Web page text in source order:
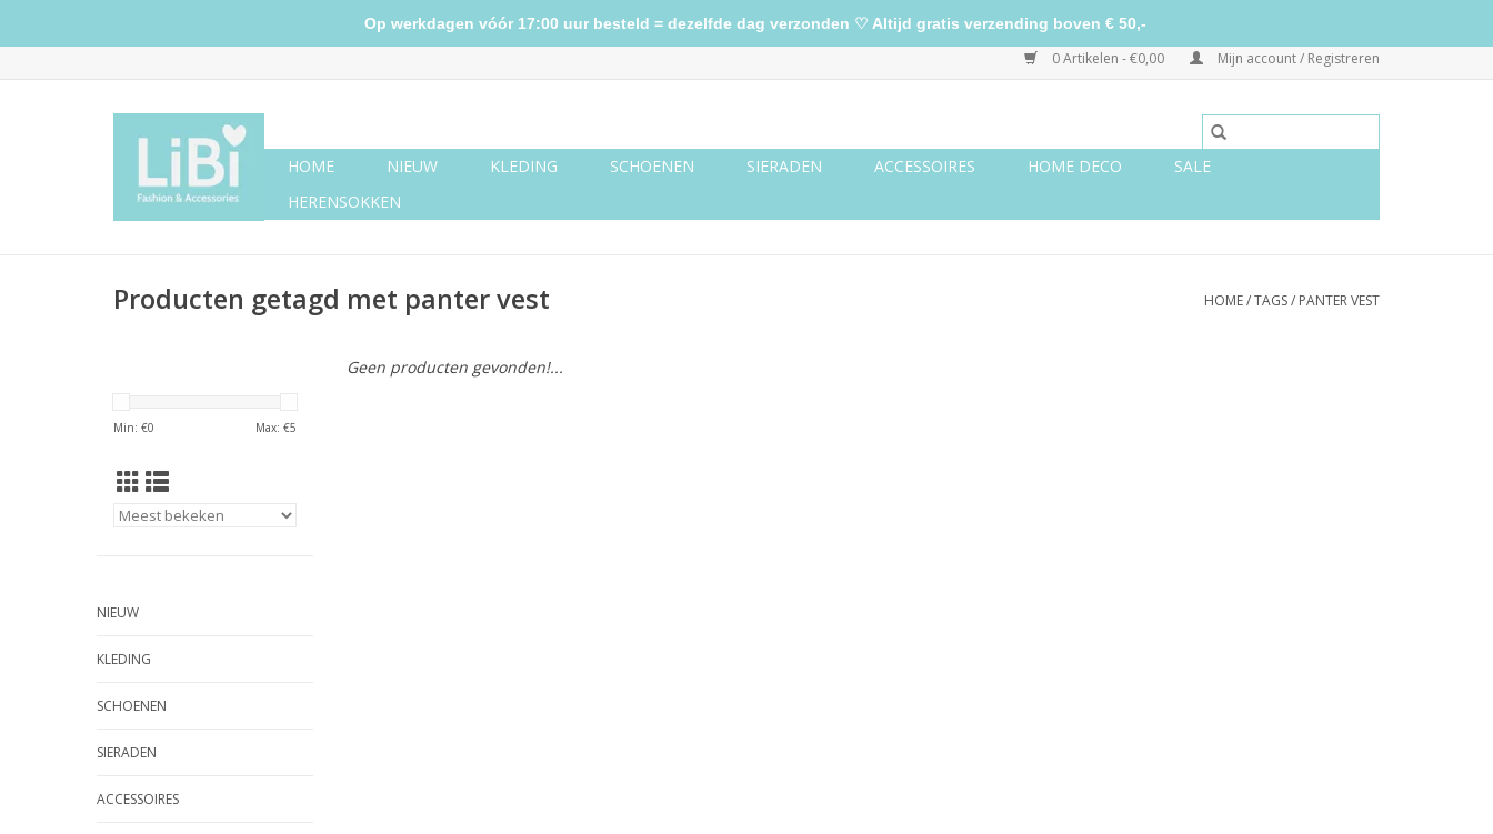
0 Artikelen - €0,00 Mijn account / Registreren
HOME NIEUW KLEDING SCHOENEN SIERADEN ACCESSOIRES HOME DECO
SALE
HERENSOKKEN
Producten getagd met panter vest HOME/TAGS/ PANTER VEST
Min: €0 Max: €5
NIEUW
KLEDING
SCHOENEN
SIERADEN
ACCESSOIRES
Geen producten gevonden!...
Op werkdagen vóór 17:00 uur besteld = dezelfde dag verzonden ♡ Altijd gratis verzending boven € 50,-